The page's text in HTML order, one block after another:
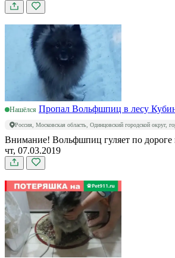
Нашёлся Пропал Вольфшпиц в лесу
Россия, Московская область, Одинцовский городской округ,
Внимание! Вольфшпиц гуляет по дороге
чт, 07.03.2019